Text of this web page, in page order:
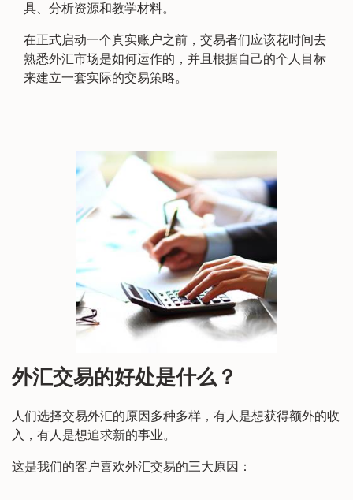
具、分析资源和教学材料。
在正式启动一个真实账户之前，交易者们应该花时间去
熟悉外汇市场是如何运作的，并且根据自己的个人目标
来建立一套实际的交易策略。
外汇交易的好处是什么？
人们选择交易外汇的原因多种多样，有人是想获得额外的收
入，有人是想追求新的事业。
这是我们的客户喜欢外汇交易的三大原因：